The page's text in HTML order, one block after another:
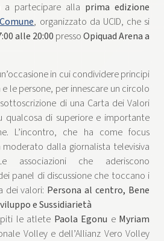
a partecipare alla prima edizione
, organizzato da UCID, che si
alle 20:00 pressoOpiquad Arena a
in cui condividere principi
le persone, per innescare un circolo
di una Carta dei Valori
qualcosa di superiore e importante
L’incontro, che ha come focus
moderato dalla giornalista televisiva
associazioni che aderiscono
panel di discussione che toccano i
dei valori: Persona al centro, Bene
e Sussidiarietà
le atlete Paola Egonu e Myriam
Volley e dell’Allianz Vero Volley